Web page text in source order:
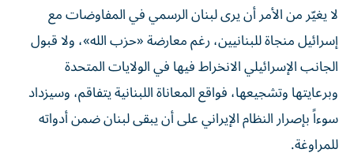
لا يغيّر من الأمر أن يرى لبنان الرسمي في المفاوضات مع
إسرائيل منجاة للبنانيين، رغم معارضة «حزب الله»، ولا قبول
الجانب الإسرائيلي الانخراط فيها في الولايات المتحدة
وبرعايتها وتشجيعها، فواقع المعاناة اللبنانية يتفاقم، وسيزداد
سوءاً بإصرار النظام الإيراني على أن يبقى لبنان ضمن أدواته
للمراوغة.